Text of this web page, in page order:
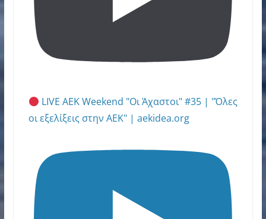
LIVE AEK Weekend "Οι Άχαστοι" #35 | "Όλες
οι εξελίξεις στην ΑΕΚ" | aekidea.org